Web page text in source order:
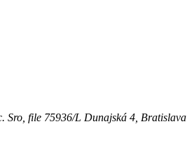
Sro, file 75936/L Dunajská 4, Bratislava